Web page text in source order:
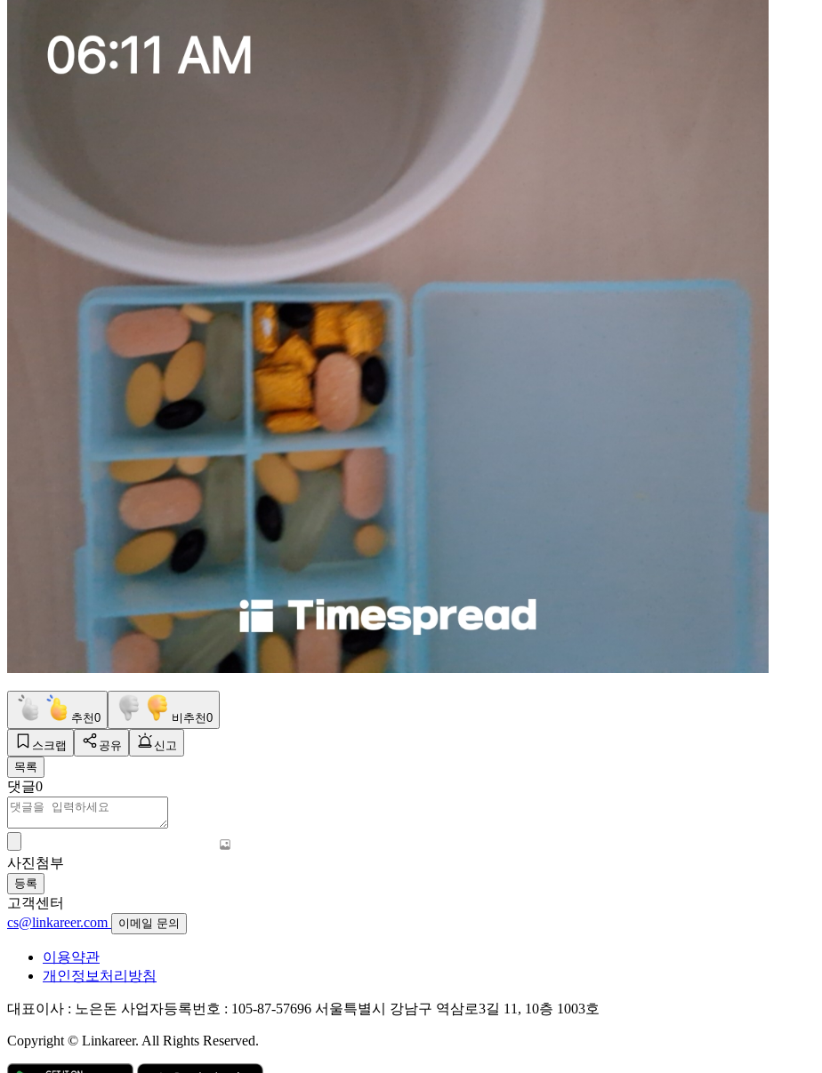
추천0 비추천0
스크랩 공유
신고
목록
댓글0
사진첨부
등록
고객센터
cs@linkareer.com
이메일 문의
이용약관
개인정보처리방침
대표이사 : 노은돈 사업자등록번호 : 105-87-57696 서울특별시 강남구 역삼로3길 11, 10층 1003호
Copyright © Linkareer. All Rights Reserved.